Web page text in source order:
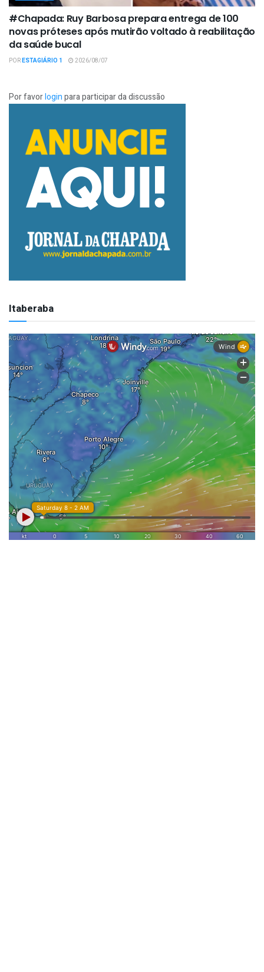
#Chapada: Ruy Barbosa prepara entrega de 100
novas próteses após mutirão voltado à reabilitação
da saúde bucal
PORESTAGIÁRIO 1 2026/08/07
Por favorloginpara participar da discussão
Itaberaba